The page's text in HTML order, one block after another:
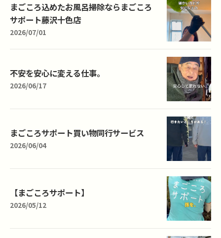
まごころ込めたお風呂掃除ならまごころ
サポート藤沢十色店
2026/07/01
不安を安心に変える仕事。
2026/06/17
まごころサポート買い物同行サービス
2026/06/04
【まごころサポート】
2026/05/12